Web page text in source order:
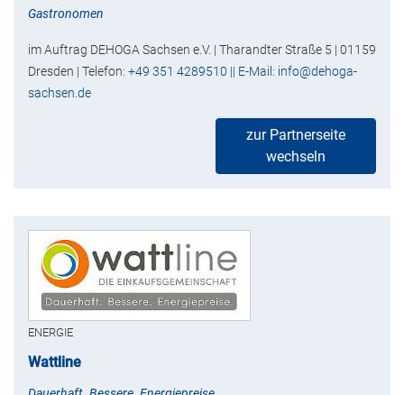
Gastronomen
im Auftrag DEHOGA Sachsen e.V. | Tharandter Straße 5 | 01159
Dresden | Telefon: +49 351 4289510 || E-Mail: info@dehoga-
sachsen.de
zur Partnerseite
wechseln
ENERGIE
Wattline